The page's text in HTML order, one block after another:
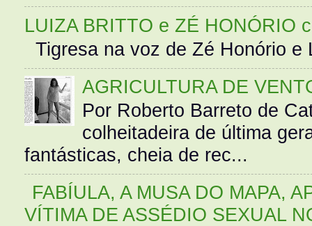
LUIZA BRITTO e ZÉ HONÓRIO
Tigresa na voz de Zé Honório
AGRICULTURA DE
Por Roberto Barreto de
colheitadeira de última
fantásticas, cheia de rec...
FABÍULA, A MUSA DO MAPA,
VÍTIMA DE ASSÉDIO SEXUAL